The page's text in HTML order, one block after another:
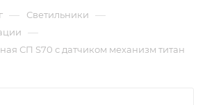
— Светильники —
—
СП S70 с датчиком механизм титан